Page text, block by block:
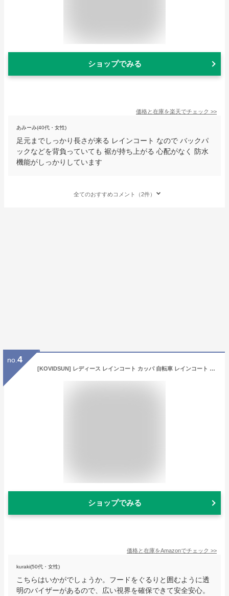
ショップでみる
価格と在庫を楽天でチェック >>
あみーみ(40代・女性)
足元までしっかり長さが来る レインコート なので バックパ
ックなどを背負っていても 裾が持ち上がる 心配がなく 防水
機能がしっかりしています
全てのおすすめコメント（2件）
no. 4
[KOVIDSUN] レディース レインコート カッパ 自転車 レインコート 梅雨 防風 防水 シンプル ファッション 収納袋付き 軽量 マッキントッシュ
ショップでみる
価格と在庫をAmazonでチェック >>
kuraki(50代・女性)
こちらはいかがでしょうか。フードをぐるりと囲むように透
明のバイザーがあるので、広い視界を確保できて安全安心。